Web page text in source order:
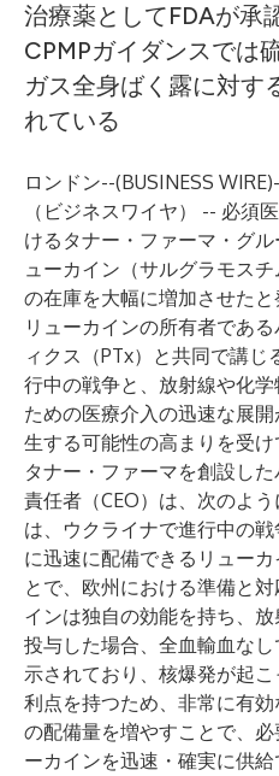
治療薬としてFDAが承
CPMPガイダンスでは
ガス全身ばく露に対す
れている
ロンドン--(BUSINESS WIRE
（ビジネスワイヤ） -- 必須
けるタナー・ファーマ・グル
ューカイン（サルグラモスチ
の在庫を大幅に増加させたと
リューカインの所有者であ
ィクス（PTx）と共同で講
行中の戦争と、放射線や化
ための医療介入の迅速な展
生する可能性の高まりを受け
タナー・ファーマを創設し
責任者（CEO）は、次のよ
は、ウクライナで進行中の
に迅速に配備できるリュー
とで、欧州における準備と
インは独自の効能を持ち、
投与した場合、全血輸血な
示されており、核爆発が起
利点を持つため、非常に有
の配備量を増やすことで、
ーカインを迅速・確実に供給